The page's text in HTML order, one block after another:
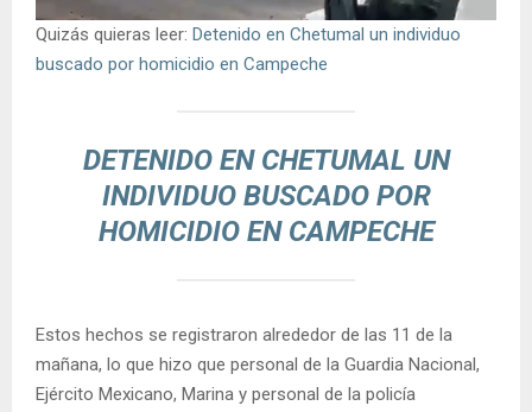
Quizás quieras leer: Detenido en Chetumal un individuo
buscado por homicidio en Campeche
DETENIDO EN CHETUMAL UN
INDIVIDUO BUSCADO POR
HOMICIDIO EN CAMPECHE
Estos hechos se registraron alrededor de las 11 de la
mañana, lo que hizo que personal de la Guardia Nacional,
Ejército Mexicano, Marina y personal de la policía